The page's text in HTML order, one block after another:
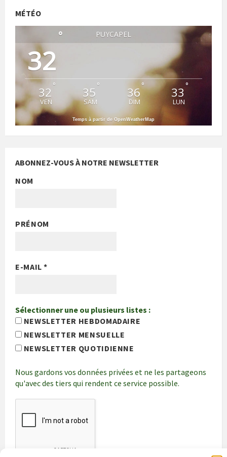
MÉTÉO
PUYCAPEL
32
°
32 °
VEN
35 °
SAM
36°
DIM
33 °
LUN
Temps à partir de OpenWeatherMap
ABONNEZ-VOUS À NOTRE NEWSLETTER
NOM
PRÉNOM
E-MAIL*
Sélectionner une ou plusieurs listes :
NEWSLETTER HEBDOMADAIRE
NEWSLETTER MENSUELLE
NEWSLETTER QUOTIDIENNE
Nous gardons vos données privées et ne les partageons
qu'avec des tiers qui rendent ce service possible.